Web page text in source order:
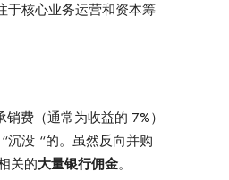
于核心业务运营和资本筹
费（通常为收益的 7%）
沉没 “的。虽然反向并购
关的大量银行佣金。